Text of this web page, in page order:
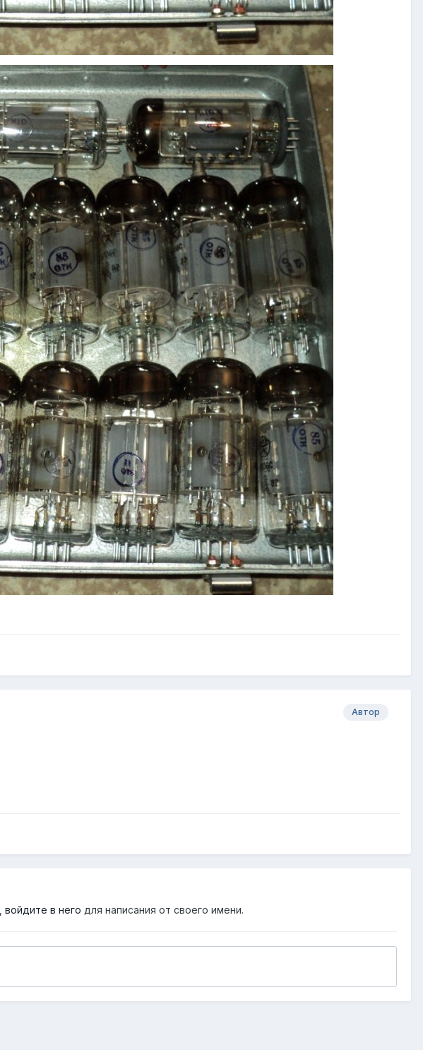
Автор
войдите в него для написания от своего имени.